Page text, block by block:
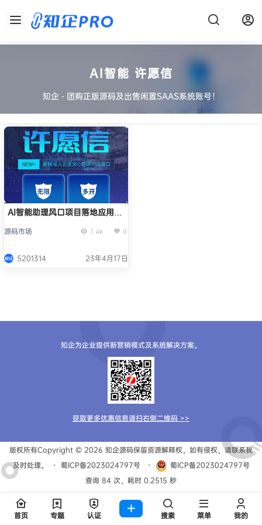
AI智能 许愿信
知企 - 团购正版源码及出售闲置SAAS系统账号！
AI智能助理风口项目落地应用
源码市场 1.4k 0
5201314 23年4月17日
知企为企业提供新营销模式及系统解决方案。
获取更多优惠信息请扫右侧二维码 >>
版权所有Copyright © 2026 知企源码保留资源解释权，如有侵权，请联系我
及时处理。
・ 蜀ICP备2023024797号 ・
蜀ICP备2023024797号
查询 84 次，耗时 0.2515 秒
首页 专题 认证 搜索 菜单 我的